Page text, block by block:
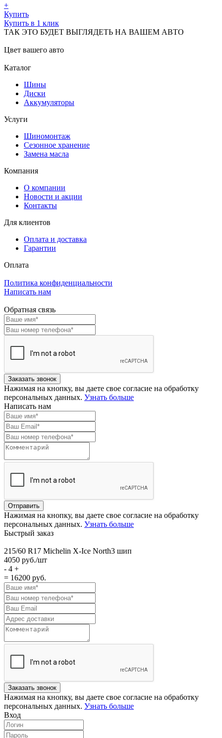
+
Купить
Купить в 1 клик
ТАК ЭТО БУДЕТ ВЫГЛЯДЕТЬ НА ВАШЕМ АВТО
Цвет вашего авто
Каталог
Шины
Диски
Аккумуляторы
Услуги
Шиномонтаж
Сезонное хранение
Замена масла
Компания
О компании
Новости и акции
Контакты
Для клиентов
Оплата и доставка
Гарантии
Оплата
Политика конфиденциальности
Написать нам
Обратная связь
Нажимая на кнопку, вы даете свое согласие на обработку
персональных данных. Узнать больше
Написать нам
Нажимая на кнопку, вы даете свое согласие на обработку
персональных данных. Узнать больше
Быстрый заказ
215/60 R17 Michelin X-Ice North3 шип
4050 руб./шт
- 4 +
= 16200 руб.
Нажимая на кнопку, вы даете свое согласие на обработку
персональных данных. Узнать больше
Вход